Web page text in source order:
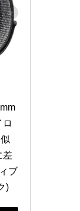
差
ブ
)